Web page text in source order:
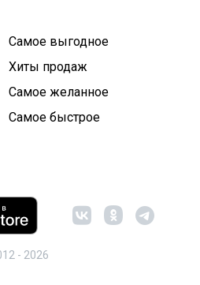
Самое выгодное
Хиты продаж
Самое желанное
Самое быстрое
- 2026